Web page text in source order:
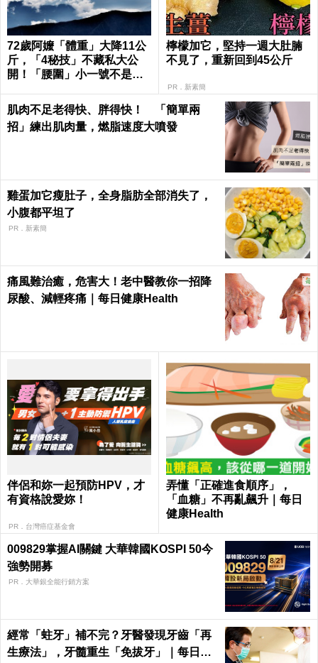
72歲阿嬤「體重」大降11公
斤，「4秘技」不藏私大公
開！「腰圍」小一號不是夢
檸檬加它，堅持一週大肚腩
不見了，重新回到45公斤
PR．新素簡
肌肉不足老得快、胖得快！ 「簡單兩
招」練出肌肉量，燃脂速度大噴發
雞蛋加它瘦肚子，全身脂肪全部消失了，
小腹都平坦了
PR．新素簡
痛風難治癒，危害大！老中醫教你一招降
尿酸、減輕疼痛｜每日健康Health
伴侶和妳一起預防HPV，才
有資格說愛妳！
PR．台灣癌症基金會
弄懂「正確進食順序」，
「血糖」不再亂飆升｜每日
健康Health
009829掌握AI關鍵 大華韓國KOSPI 50今
強勢開募
PR．大華銀全能行銷方案
經常「蛀牙」補不完？牙醫發現牙齒「再
生療法」，牙髓重生「免拔牙」｜每日健